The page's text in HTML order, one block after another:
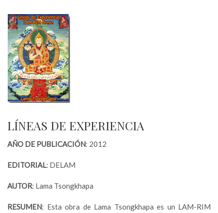
LÍNEAS DE EXPERIENCIA
AÑO DE PUBLICACIÓN: 2012
EDITORIAL: DELAM
AUTOR: Lama Tsongkhapa
RESUMEN: Esta obra de Lama Tsongkhapa es un LAM-RIM